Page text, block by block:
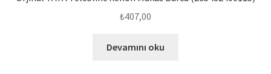
₺407,00
Devamını oku